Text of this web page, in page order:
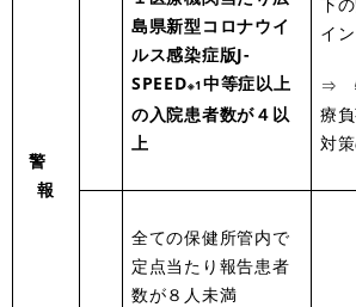
警
報
島県新型コロナウイ
ルス感染症版J-
SPEED※1中等症以上
の入院患者数が４以
上
イ
⇒
療
対
全ての保健所管内で
定点当たり報告患者
数が８人未満